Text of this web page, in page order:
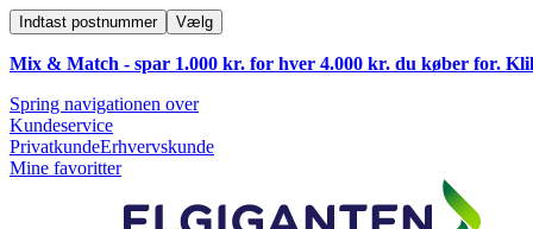
Indtast postnummer Vælg
Mix & Match - spar 1.000 kr. for hver 4.000 kr. du køber for.
Spring navigationen over
Kundeservice
PrivatkundeErhvervskunde
Mine favoritter